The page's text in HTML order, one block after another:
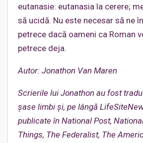
eutanasie: eutanasia la cerere;
să ucidă. Nu este necesar să ne
petrece dacă oameni ca Roman
petrece deja.
Autor: Jonathon Van Maren
Scrierile lui Jonathon au fost
șase limbi și, pe lângă
publicate în National Post,
Things, The Federalist, The